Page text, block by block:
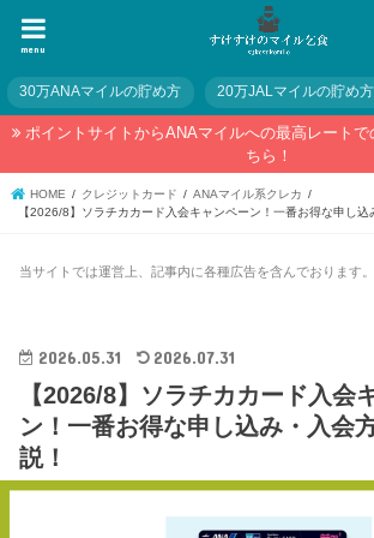
menu
30万ANAマイルの貯め方 20万JALマイルの貯め方
ポイントサイトからANAマイルへの最高レートで
ちら！
HOME クレジットカード
ANAマイル系クレカ
【2026/8】ソラチカカード入会キャンペーン！一番お得な申し込
当サイトでは運営上、記事内に各種広告を含んでおります。
2026.05.31 2026.07.31
【2026/8】ソラチカカード入会
ン！一番お得な申し込み・入会
説！